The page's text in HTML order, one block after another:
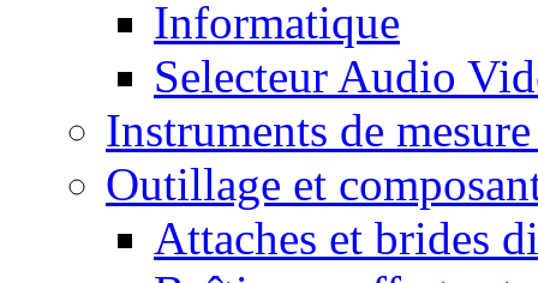
Informatique
Selecteur Audio
Instruments de
Outillage et
Attaches et brides